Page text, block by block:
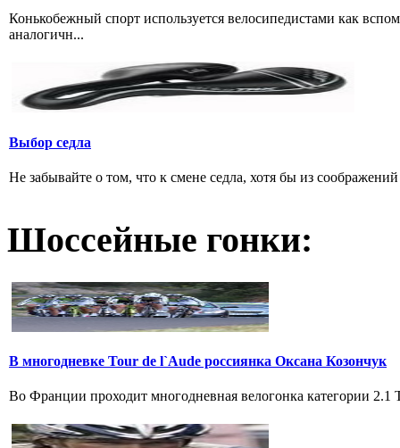
Конькобежный спорт используется велосипедистами как
аналогичн...
Выбор седла
Не забывайте о том, что к смене седла, хотя бы из
Шоссейные гонки:
В многодневке Tour de l`Aude россиянка Оксана Козончук
Во Франции проходит многодневная велогонка категории